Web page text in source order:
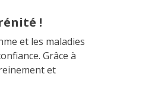
!
et les maladies
Grâce à
et